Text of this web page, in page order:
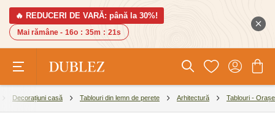
🔥 REDUCERI DE VARĂ: până la 30%!
Mai rămâne - 16o : 35m : 21s
Decorațiuni casă Tablouri din lemn de perete Arhitectură Tablouri - Orașe